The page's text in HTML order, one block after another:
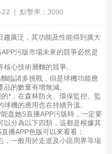
22 | 點擊率：3090
趨廣泛，其功能及性能得到廣大
污版市場未來的競爭必然是
心技術層麵的競爭。
諸多挑戰，但是球機功能應
的數量有增無減。
*，在森林防火、環保監控、監
機的應用也在持續升溫。
她S直播APP污版時，一定要
以分為以下四類，這都是根據其
播APP色版可以來看看：
一般用於走道及小區周界等場